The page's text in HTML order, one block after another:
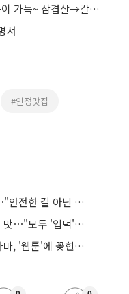
'생방송 투데이' 오늘방송맛집- 육즙이 가득~ 삼겹살→갈비 맛집 '신○○'
서
#인정맛집
스트레이 키즈, 이것저것 '다 된다'⋯"안전한 길 아닌 도전이 재밌어"
나우즈, 올여름 물들일 '제로섹시'의 맛⋯"모두 '입덕'시킬 것"
공효진도, 신민아도 택했다⋯K-드라마, '웹툰'에 꽂힌 이유